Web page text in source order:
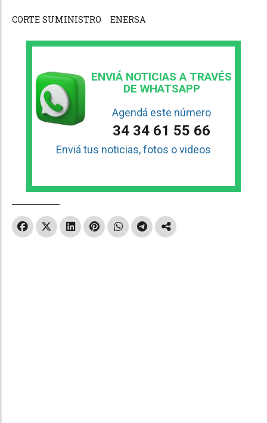
CORTE SUMINISTRO ENERSA
ENVIÁ NOTICIAS A TRAVÉS
DE WHATSAPP
Agendá este número
34 34 61 55 66
Enviá tus noticias, fotos o videos